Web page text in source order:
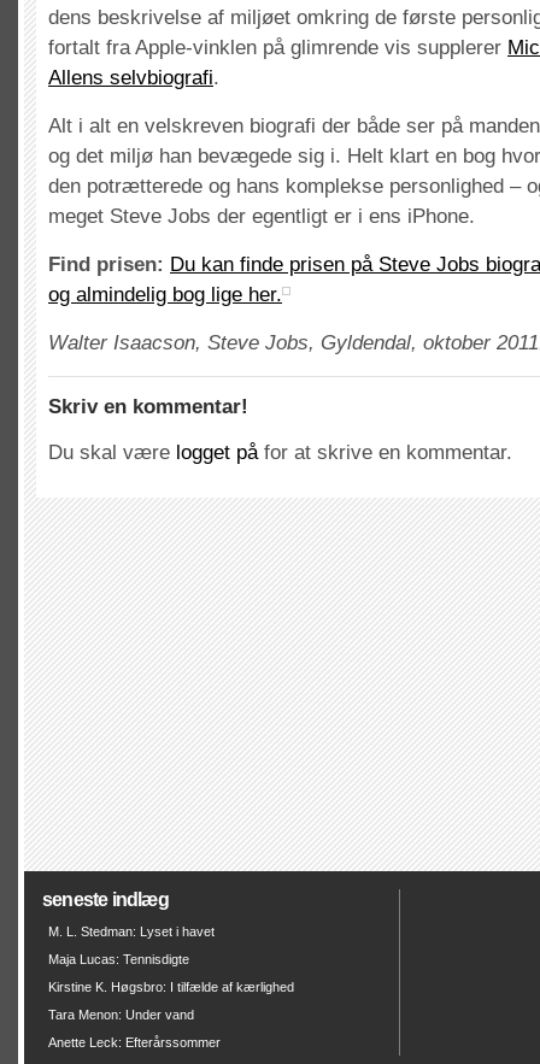
dens beskrivelse af miljøet omkring de første
fortalt fra Apple-vinklen på glimrende vis supplerer
Allens selvbiografi.
Alt i alt en velskreven biografi der både ser på
og det miljø han bevægede sig i. Helt klart en bog
den potrætterede og hans komplekse personlighed –
meget Steve Jobs der egentligt er i ens iPhone.
Find prisen: Du kan finde prisen på Steve Jobs
og almindelig bog lige her.
Walter Isaacson, Steve Jobs, Gyldendal, oktober
Skriv en kommentar!
Du skal være logget påfor at skrive en kommentar.
seneste indlæg
M. L. Stedman: Lyset i havet
Maja Lucas: Tennisdigte
Kirstine K. Høgsbro: I tilfælde af kærlighed
Tara Menon: Under vand
Anette Leck: Efterårssommer